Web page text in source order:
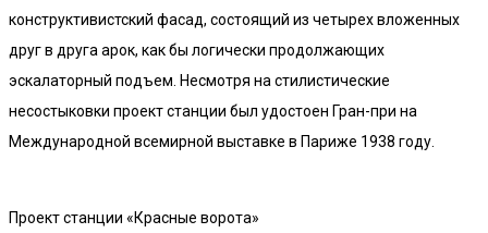
конструктивистский фасад, состоящий из четырех вложенных
друг в друга арок, как бы логически продолжающих
эскалаторный подъем. Несмотря на стилистические
несостыковки проект станции был удостоен Гран-при на
Международной всемирной выставке в Париже 1938 году.
Проект станции «Красные ворота»